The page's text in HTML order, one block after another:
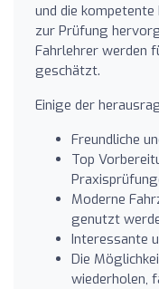
und die
zur Prüfung
Fahrlehrer werden
geschätzt.
Einige der
Freundliche
Top
Moderne
genutzt
Interessante
Die
wiederholen,